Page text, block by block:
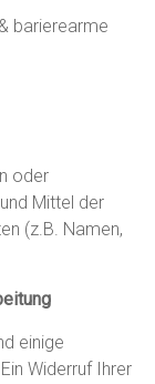
barierearme
oder
Mittel der
(z.B. Namen,
einige
Widerruf Ihrer